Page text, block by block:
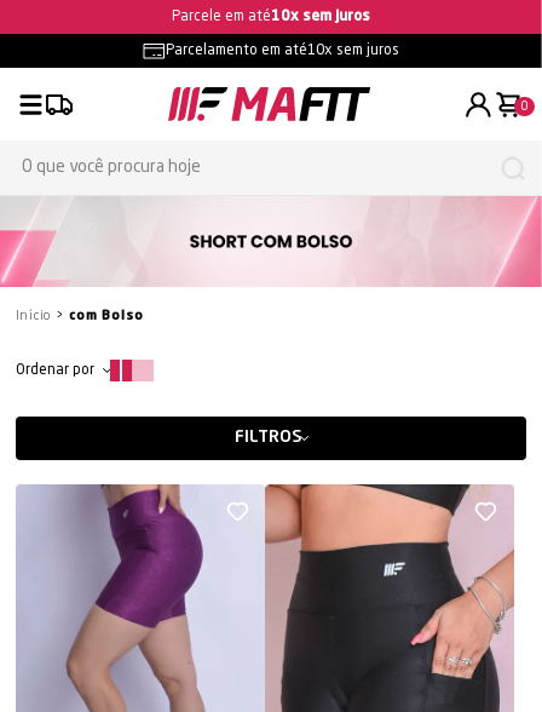
10x sem juros
Parcelamento em até10x sem juros
0
Início com Bolso
Ordenar por
FILTROS